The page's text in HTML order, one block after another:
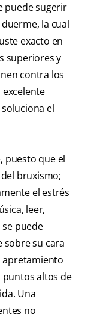
puede sugerir
la cual
exacto en
superiores y
contra los
el
puesto que el
bruxismo;
el estrés
leer,
puede
sobre su cara
apretamiento
puntos altos de
Una
no